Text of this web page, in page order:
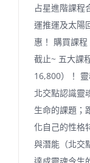
占星進階課程
運推運及太陽
惠！ 購買課
截止~ 五大課
16,800）！
北交點認識靈
生命的課題；
化自己的性格
與潛能（北交